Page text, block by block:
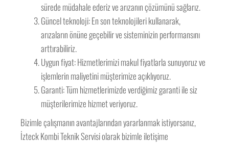
sürede müdahale ederiz ve arızanın çözümünü sağlarız.
Güncel teknoloji: En son teknolojileri kullanarak,
arızaların önüne geçebilir ve sisteminizin performansını
arttırabiliriz.
Uygun fiyat: Hizmetlerimizi makul fiyatlarla sunuyoruz ve
işlemlerin maliyetini müşterimize açıklıyoruz.
Garanti: Tüm hizmetlerimizde verdiğimiz garanti ile siz
müşterilerimize hizmet veriyoruz.
Bizimle çalışmanın avantajlarından yararlanmak istiyorsanız,
İzteck Kombi Teknik Servisi olarak bizimle iletişime